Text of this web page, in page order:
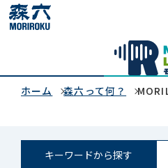
企業情報
サステナビリティ
ホーム 森六って何？
キーワードから探す